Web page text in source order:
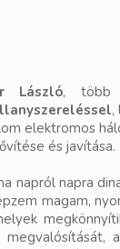
László, több
,
elektromos
és javítása.
napról napra
magam,
megvalósítását,